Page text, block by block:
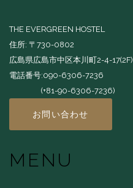
THE EVERGREEN HOSTEL
住所: 〒730-0802
広島県広島市中区本川町2-4-17(2F)
電話番号:090-6306-7236
(+81-90-6306-7236)
お問い合わせ
MENU